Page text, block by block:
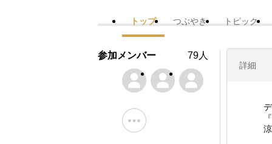
トップ つぶやき トピック
詳細
参加メンバー 79人